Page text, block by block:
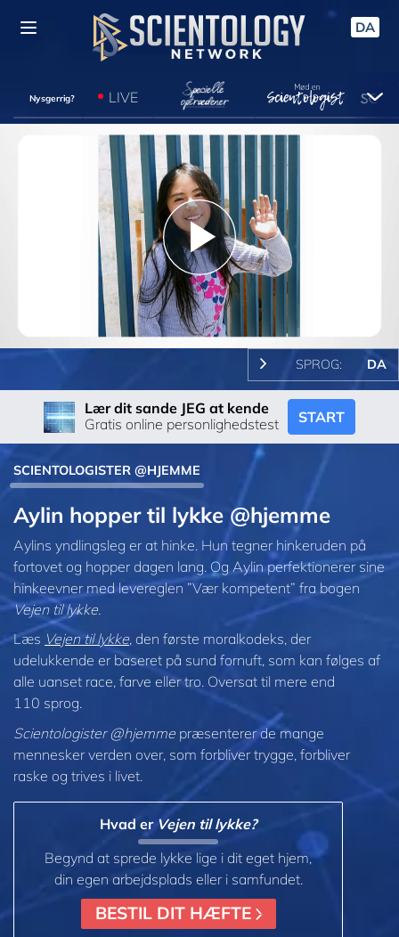
DA
Nysgerrig? LIVE
Play
Video
SPROG: DA
Lær dit sande JEG at kende
Gratis online personlighedstest
START
SCIENTOLOGISTER @HJEMME
Aylin hopper til lykke @hjemme
Aylins yndlingsleg er at hinke. Hun tegner hinkeruden på
fortovet og hopper dagen lang. Og Aylin perfektionerer sine
hinkeevner med levereglen ”Vær kompetent” fra bogen
Vejen til lykke.
Læs Vejen til lykke, den første moralkodeks, der
udelukkende er baseret på sund fornuft, som kan følges af
alle uanset race, farve eller tro. Oversat til mere end
110 sprog.
Scientologister @hjemme præsenterer de mange
mennesker verden over, som forbliver trygge, forbliver
raske og trives i livet.
Hvad er Vejen til lykke?
Begynd at sprede lykke lige i dit eget hjem,
din egen arbejdsplads eller i samfundet.
BESTIL DIT HÆFTE